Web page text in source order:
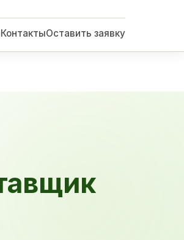
КонтактыОставить заявку